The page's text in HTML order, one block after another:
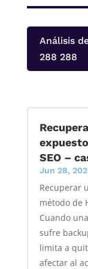
Análisis
288 288
SEO –
Jun 28,
Recuperar
método de
Cuando
sufre
limita a
afectar al